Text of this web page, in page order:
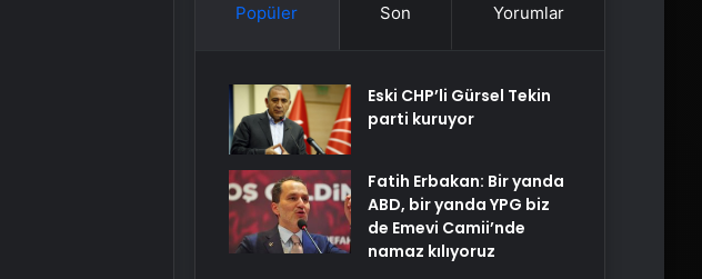
Popüler Son Yorumlar
Eski CHP’li Gürsel Tekin
parti kuruyor
Fatih Erbakan: Bir yanda
ABD, bir yanda YPG biz
de Emevi Camii’nde
namaz kılıyoruz